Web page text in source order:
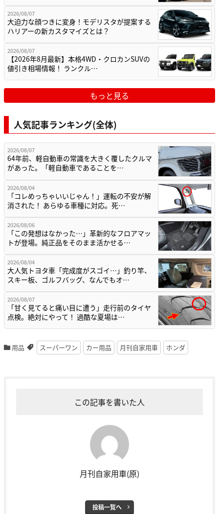
2026/08/07
大迫力な顔つきに変身！モデリスタが提案する
ハリアーの新カスタマイズとは？
2026/08/07
【2026年8月最新】本格4WD・クロカンSUVの
値引き相場情報！ ランクル…
もっと見る
人気記事ランキング(全体)
2026/08/07
64年前、軽自動車の常識を大きく覆したクルマ
があった。「軽自動車であることを…
2026/08/04
「コレめっちゃいいじゃん！」運転の不安が解
消された！ あらゆる車種に対応。死…
2026/08/06
「この発想はなかった…」革新的なフロアマッ
トが登場。純正品をそのまま活かせる…
2026/08/04
大人気トヨタ車「完成度がスゴイ…」釣り竿、
スキー板、ゴルフバッグ、なんでもオ…
2026/08/07
「甘く見てると痛い目に遭う」走行前のタイヤ
点検。絶対にやって！ 過酷な夏場は…
用品 スーパーワン カー用品 月刊自家用車 ホンダ
この記事を書いた人
月刊自家用車(原)
投稿一覧へ